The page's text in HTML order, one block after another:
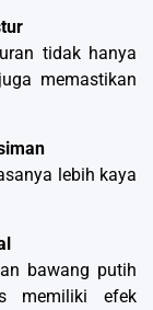
tidak hanya
memastikan
lebih kaya
bawang putih
memiliki efek